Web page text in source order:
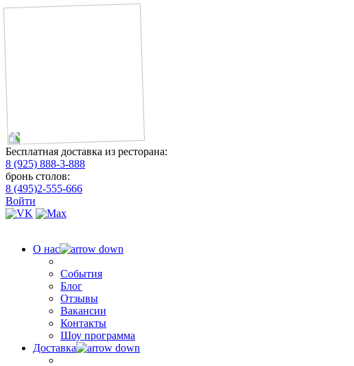
Бесплатная доставка из ресторана:
8 (925) 888-3-888
бронь столов:
8 (495)2-555-666
Войти
О нас
События
Блог
Отзывы
Вакансии
Контакты
Шоу программа
Доставка